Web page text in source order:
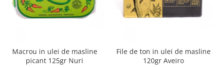
Macrou in ulei de masline
picant 125gr Nuri
File de ton in ulei de masline
120gr Aveiro